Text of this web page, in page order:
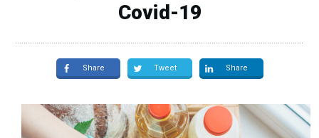
Covid-19
Share Tweet Share